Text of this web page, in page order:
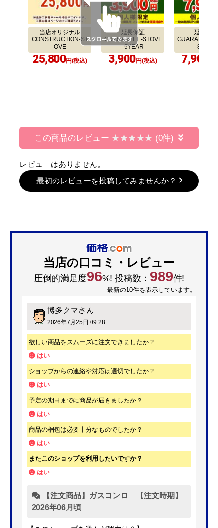
当店オリジナル
CONSTRUCTION-ST
OVE
25,800円(税込)
延長保証
GUARANTEE-STOVE
-5YEAR
3,900円(税込)
延長保証
GUARANTEE-
-8YEAR
7,900
この商品のレビュー (0件)
レビューはありません。
最初のレビューを投稿してみませんか？
当店の口コミ・レビュー
圧倒的満足度96%! 投稿数： 989件!
最新の10件を表示しています。
博多クマさん
2026年7月25日 09:28
欲しい商品をスムーズに注文できましたか？
はい
ショップからの連絡や対応は適切でしたか？
はい
予定の期日までに商品が届きましたか？
はい
商品の梱包は必要十分なものでしたか？
はい
またこのショップを利用したいですか？
はい
【注文商品】ガスコンロ 【注文時期】
2026年06月頃